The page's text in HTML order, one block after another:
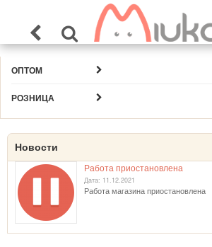
ОПТОМ
РОЗНИЦА
Новости
Работа приостановлена
Дата: 11.12.2021
Работа магазина приостановлена